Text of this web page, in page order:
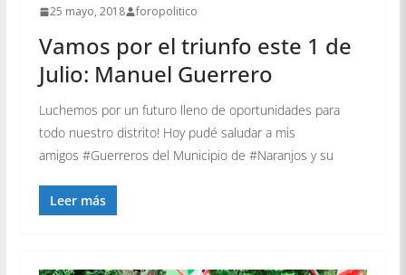
25 mayo, 2018 foropolitico
Vamos por el triunfo este 1 de
Julio: Manuel Guerrero
Luchemos por un futuro lleno de oportunidades para
todo nuestro distrito! Hoy pudé saludar a mis
amigos #Guerreros del Municipio de #Naranjos y su
Leer más